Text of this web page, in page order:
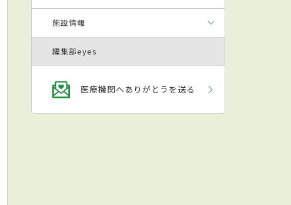
都会の景色を眺めながらリラックスした環境での診療を受けられる
施設情報
編集部eyes
医療機関へありがとうを送る